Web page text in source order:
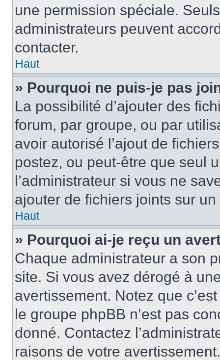
une permission spéciale.
administrateurs peuvent
contacter.
Haut
» Pourquoi ne puis-je pas
La possibilité d’ajouter des
forum, par groupe, ou par
avoir autorisé l’ajout de
postez, ou peut-être que seul
l’administrateur si vous ne
ajouter de fichiers joints sur un
Haut
» Pourquoi ai-je reçu un
Chaque administrateur a son
site. Si vous avez dérogé à
avertissement. Notez que
le groupe phpBB n’est pas
donné. Contactez
raisons de votre avertissement.